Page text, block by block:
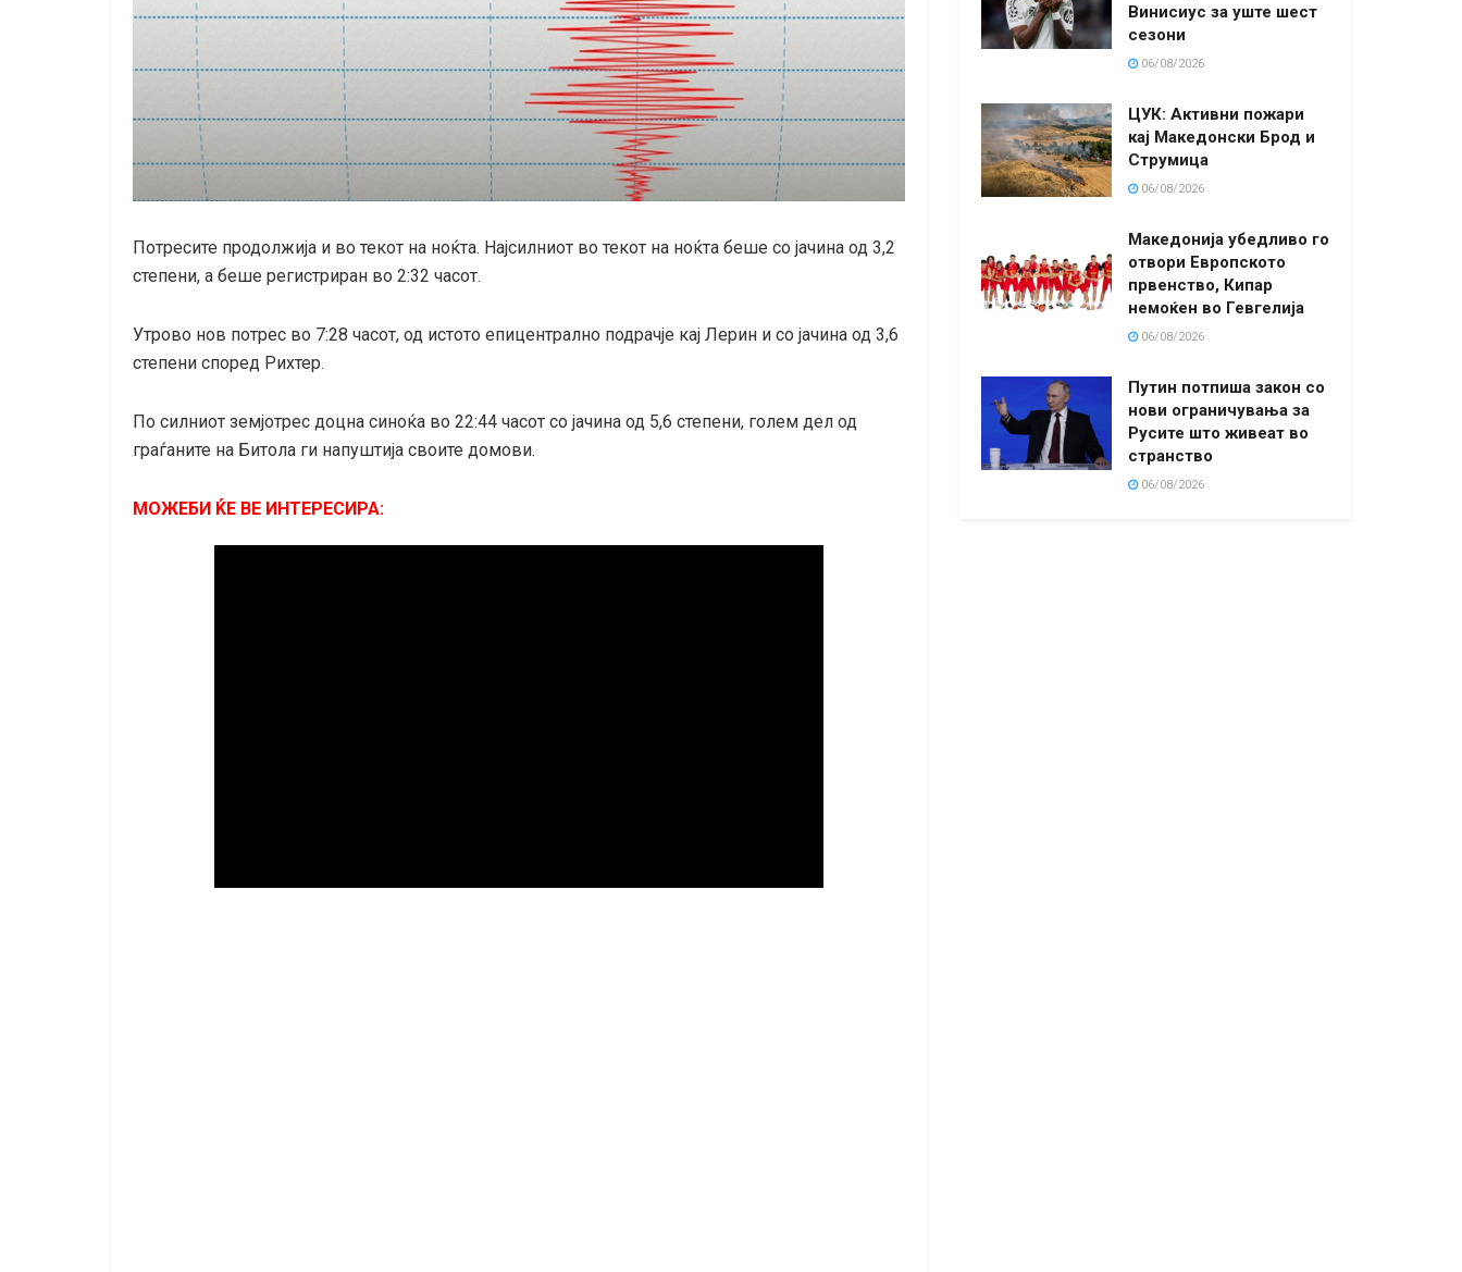
Потресите продолжија и во текот на ноќта. Најсилниот во текот на ноќта беше со јачина од 3,2
степени, а беше регистриран во 2:32 часот.
Утрово нов потрес во 7:28 часот, од истото епицентрално подрачје кај Лерин и со јачина од 3,6
степени според Рихтер.
По силниот земјотрес доцна синоќа во 22:44 часот со јачина од 5,6 степени, голем дел од
граѓаните на Битола ги напуштија своите домови.
МОЖЕБИ ЌЕ ВЕ ИНТЕРЕСИРА:
Винисиус за уште шест
сезони
06/08/2026
ЦУК: Активни пожари
кај Македонски Брод и
Струмица
06/08/2026
Македонија убедливо го
отвори Европското
првенство, Кипар
немоќен во Гевгелија
06/08/2026
Путин потпиша закон со
нови ограничувања за
Русите што живеат во
странство
06/08/2026